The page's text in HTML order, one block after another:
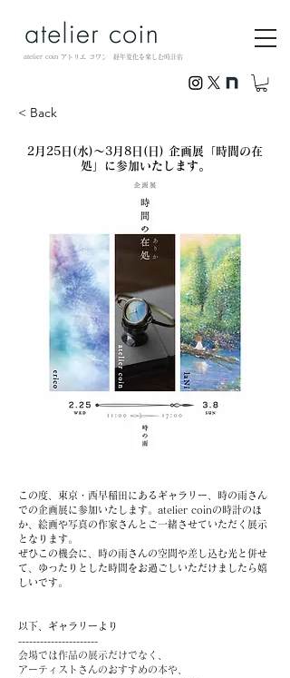
atelier coin アトリエ コワン 経年変化を楽しむ時計店
< Back
2月25日(水)～3月8日(日) 企画展「時間の在
処」に参加いたします。
この度、東京・西早稲田にあるギャラリー、時の雨さん
での企画展に参加いたします。atelier coinの時計のほ
か、絵画や写真の作家さんとご一緒させていただく展示
となります。
ぜひこの機会に、時の雨さんの空間や差し込む光と併せ
て、ゆったりとした時間をお過ごしいただけましたら嬉
しいです。
以下、ギャラリーより
----------------------
会場では作品の展示だけでなく、
アーティストさんのおすすめの本や、